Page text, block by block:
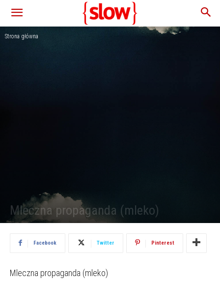
Strona główna
Mleczna propaganda (mleko)
2012.06.01 3212
Facebook Twitter Pinterest
Mleczna propaganda (mleko)